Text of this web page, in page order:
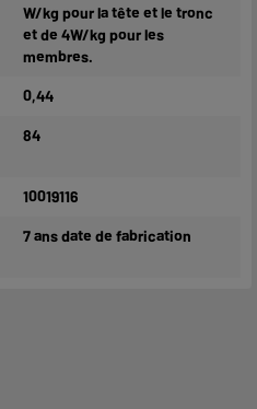
W/kg pour la tête et le tronc
et de 4W/kg pour les
membres.
0,44
84
10019116
7 ans date de fabrication